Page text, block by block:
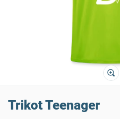
Trikot Teenager